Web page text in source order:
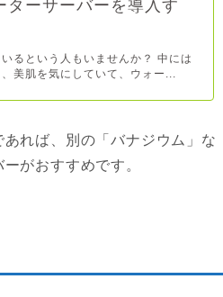
ターサーバーを導入す
るという人もいませんか？ 中には
美肌を気にしていて、ウォー...
れば、別の「バナジウム」な
がおすすめです。